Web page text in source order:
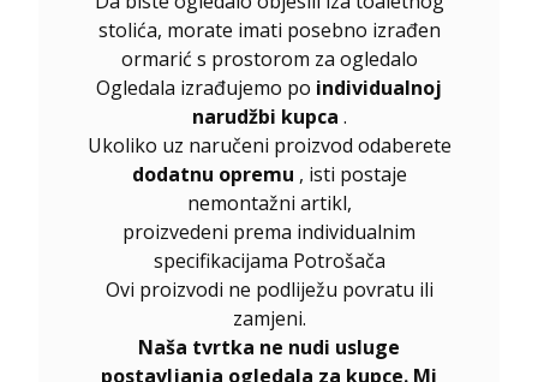
stolića, morate imati posebno izrađen
ormarić s prostorom za ogledalo
Ogledala izrađujemo po individualnoj
narudžbi kupca .
Ukoliko uz naručeni proizvod odaberete
dodatnu opremu , isti postaje
nemontažni artikl,
proizvedeni prema individualnim
specifikacijama Potrošača
Ovi proizvodi ne podliježu povratu ili
zamjeni.
Naša tvrtka ne nudi usluge
postavljanja ogledala za kupce. Mi